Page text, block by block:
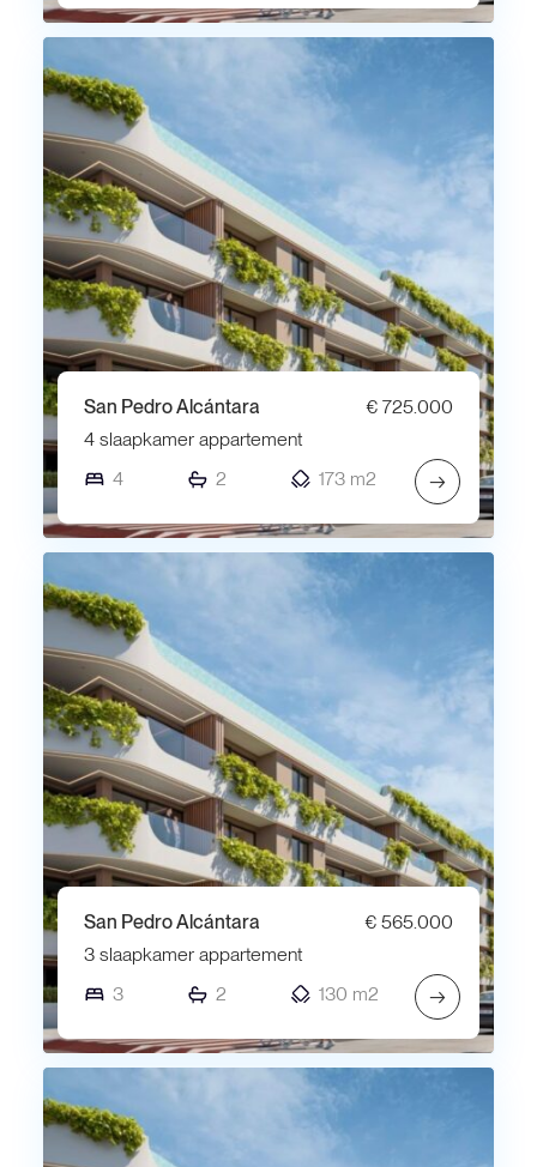
San Pedro Alcántara
€ 725.000
4 slaapkamer appartement
4
2 173 m2 →
San Pedro Alcántara
€ 565.000
3 slaapkamer appartement
3
2 130 m2 →